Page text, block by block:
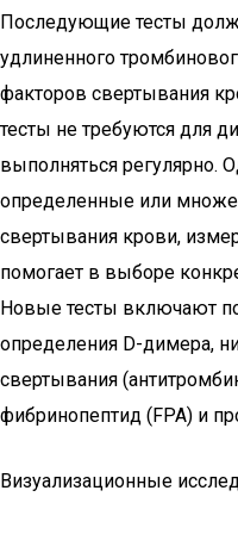
Последующие тесты
удлиненного
факторов свертывания
тесты не требуются для
выполняться регулярно.
определенные или
свертывания крови,
помогает в выборе
Новые тесты включают
определения D-димера,
свертывания
фибринопептид (FPA) и
Визуализационные